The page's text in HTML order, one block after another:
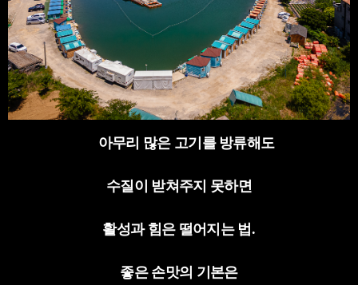
아무리 많은 고기를 방류해도
수질이 받쳐주지 못하면
활성과 힘은 떨어지는 법 .
좋은 손맛의 기본은